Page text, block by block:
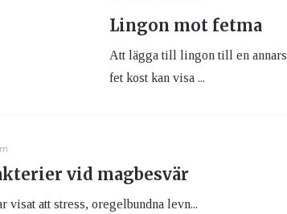
Lingon mot fetma
Att lägga till lingon till en annars
fet kost kan visa ...
vid magbesvär
visat att stress, oregelbundna levn...